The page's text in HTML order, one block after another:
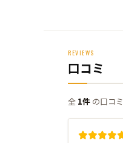
REVIEWS
口コミ
全 1件 の口コミ